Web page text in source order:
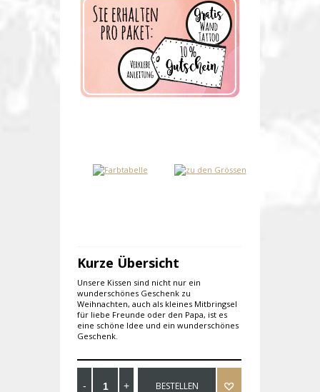
Produktnummer:ks130-E
Verfügbarkeit:Auf Lager
Lieferzeit: 1-2 Werktage
Kurze Übersicht
Unsere Kissen sind nicht nur ein
wunderschönes Geschenk zu
Weihnachten, auch als kleines Mitbringsel
für liebe Freunde oder den Papa, ist es
eine schöne Idee und ein wunderschönes
Geschenk.
BESTELLEN